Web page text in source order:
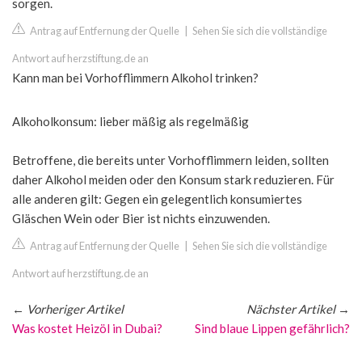
sorgen.
Antrag auf Entfernung der Quelle Sehen Sie sich die vollständige
Antwort auf herzstiftung.de an
Kann man bei Vorhofflimmern Alkohol trinken?
Alkoholkonsum: lieber mäßig als regelmäßig
Betroffene, die bereits unter Vorhofflimmern leiden, sollten
daher Alkohol meiden oder den Konsum stark reduzieren. Für
alle anderen gilt: Gegen ein gelegentlich konsumiertes
Gläschen Wein oder Bier ist nichts einzuwenden.
Antrag auf Entfernung der Quelle Sehen Sie sich die vollständige
Antwort auf herzstiftung.de an
← Vorheriger Artikel
Was kostet Heizöl in Dubai?
Nächster Artikel→
Sind blaue Lippen gefährlich?